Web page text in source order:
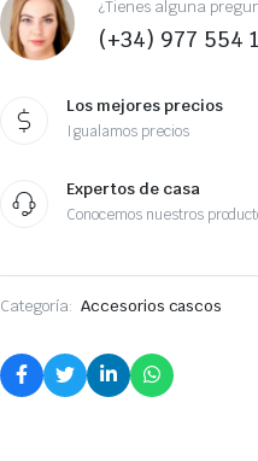
¿Tienes alguna
(+34) 977 554
Los mejores precios
Igualamos precios
Expertos de casa
Conocemos nuestros
Categoría: Accesorios cascos